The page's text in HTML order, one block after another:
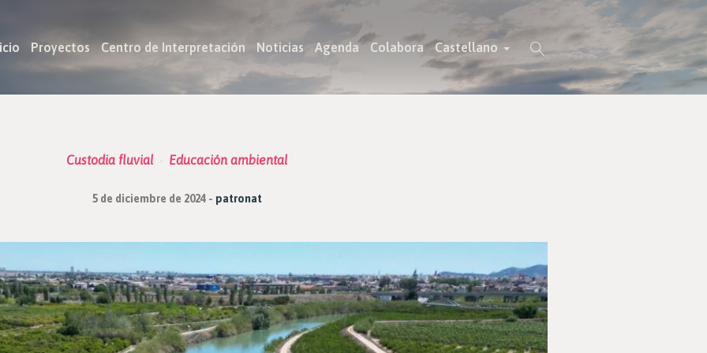
Proyectos Centro de Interpretación Noticias Agenda Colabora Castellano
Custodia fluvial Educación ambiental
5 de diciembre de 2024 patronat